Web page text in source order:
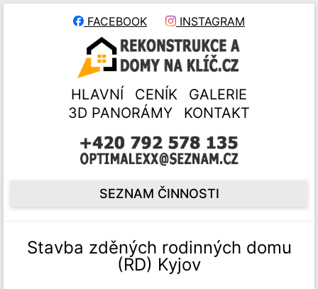
FACEBOOK INSTAGRAM
HLAVNÍ CENÍK
GALERIE
3D PANORÁMY
KONTAKT
SEZNAM ČINNOSTI
Stavba zděných rodinných domu
(RD) Kyjov